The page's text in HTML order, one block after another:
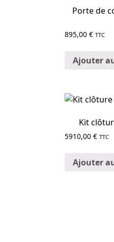
Porte de
895,00 € TTC
Ajouter
Kit
5910,00 € TTC
Ajouter